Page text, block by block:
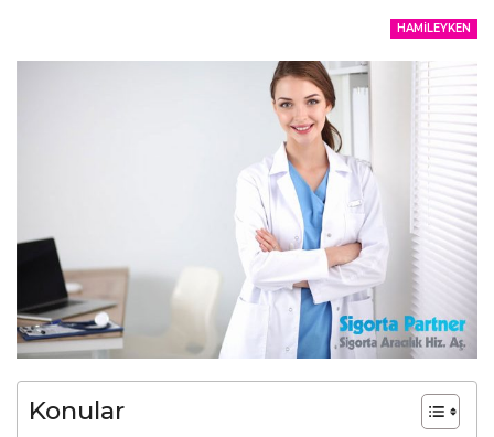
HAMILEYKEN
Konular